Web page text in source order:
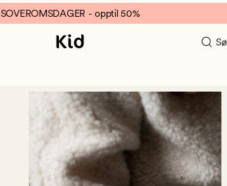
SOVEROMSDAGER - opptil 50%